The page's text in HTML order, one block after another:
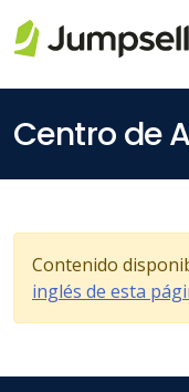
Centro de
Contenido
inglés de esta